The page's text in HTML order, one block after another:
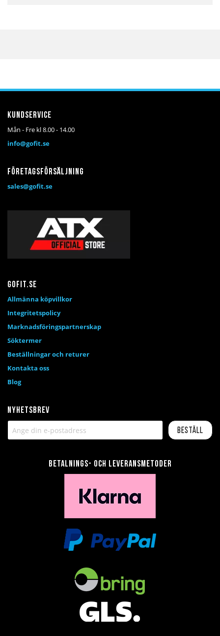
Nyhetsbrev
Beställ
Kundservice
Mån - Fre kl 8.00 - 14.00
info@gofit.se
Företagsförsäljning
sales@gofit.se
Betalnings- och leveransmetoder
Gofit.se
Allmänna köpvillkor
Integritetspolicy
Marknadsföringspartnerskap
Söktermer
Beställningar och returer
Kontakta oss
Blog